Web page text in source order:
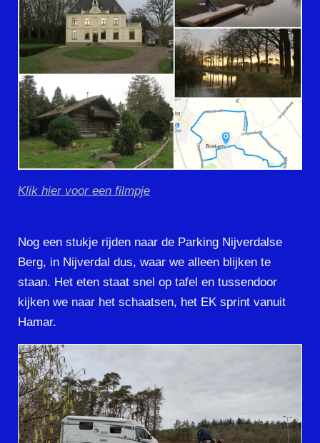
Klik hier voor een filmpje
Nog een stukje rijden naar de Parking Nijverdalse
Berg, in Nijverdal dus, waar we alleen blijken te
staan. Het eten staat snel op tafel en tussendoor
kijken we naar het schaatsen, het EK sprint vanuit
Hamar.